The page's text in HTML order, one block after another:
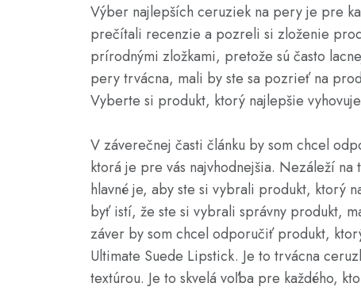
Výber najlepších ceruziek na pery je pre
prečítali recenzie a pozreli si zloženie
prírodnými zložkami, pretože sú často
pery trvácna, mali by ste sa pozrieť na
Vyberte si produkt, ktorý najlepšie
V záverečnej časti článku by som chcel
ktorá je pre vás najvhodnejšia. Nezáleží
hlavné je, aby ste si vybrali produkt, ktorý
byť istí, že ste si vybrali správny produkt,
záver by som chcel odporučiť produkt,
Ultimate Suede Lipstick. Je to trvácna
textúrou. Je to skvelá voľba pre každého,